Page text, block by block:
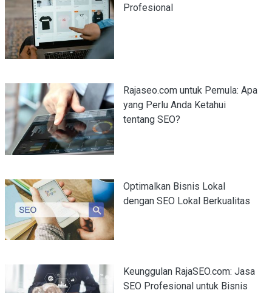
Profesional
Rajaseo.com untuk Pemula: Apa
yang Perlu Anda Ketahui
tentang SEO?
Optimalkan Bisnis Lokal
dengan SEO Lokal Berkualitas
Keunggulan RajaSEO.com: Jasa
SEO Profesional untuk Bisnis